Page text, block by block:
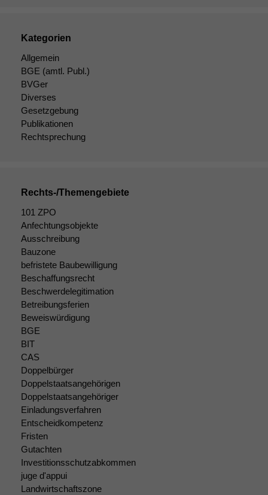
Kategorien
Allgemein
BGE (amtl. Publ.)
BVGer
Diverses
Gesetzgebung
Publikationen
Rechtsprechung
Rechts-/Themengebiete
101 ZPO
Anfechtungsobjekte
Ausschreibung
Bauzone
befristete Baubewilligung
Beschaffungsrecht
Beschwerdelegitimation
Betreibungsferien
Beweiswürdigung
BGE
BIT
CAS
Doppelbürger
Doppelstaatsangehörigen
Doppelstaatsangehöriger
Einladungsverfahren
Entscheidkompetenz
Fristen
Gutachten
Investitionsschutzabkommen
juge d'appui
Landwirtschaftszone